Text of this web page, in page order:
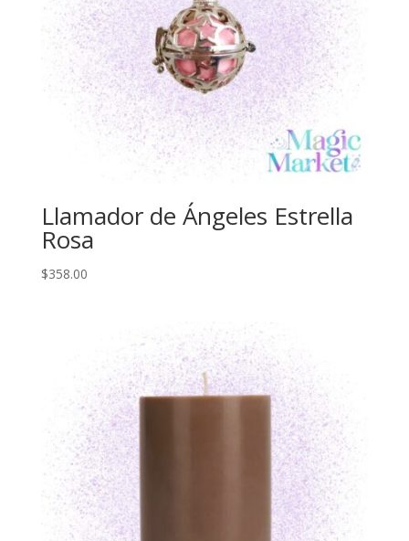
Llamador de Ángeles Estrella
Rosa
$358.00